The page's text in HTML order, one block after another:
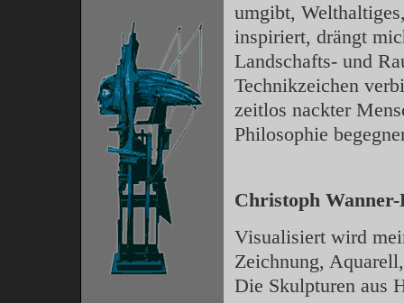
umgibt,
inspiriert, drängt
Landschafts- und
Technikzeichen
zeitlos nackter
Philosophie
Christoph
Visualisiert wird
Zeichnung,
Die Skulpturen aus